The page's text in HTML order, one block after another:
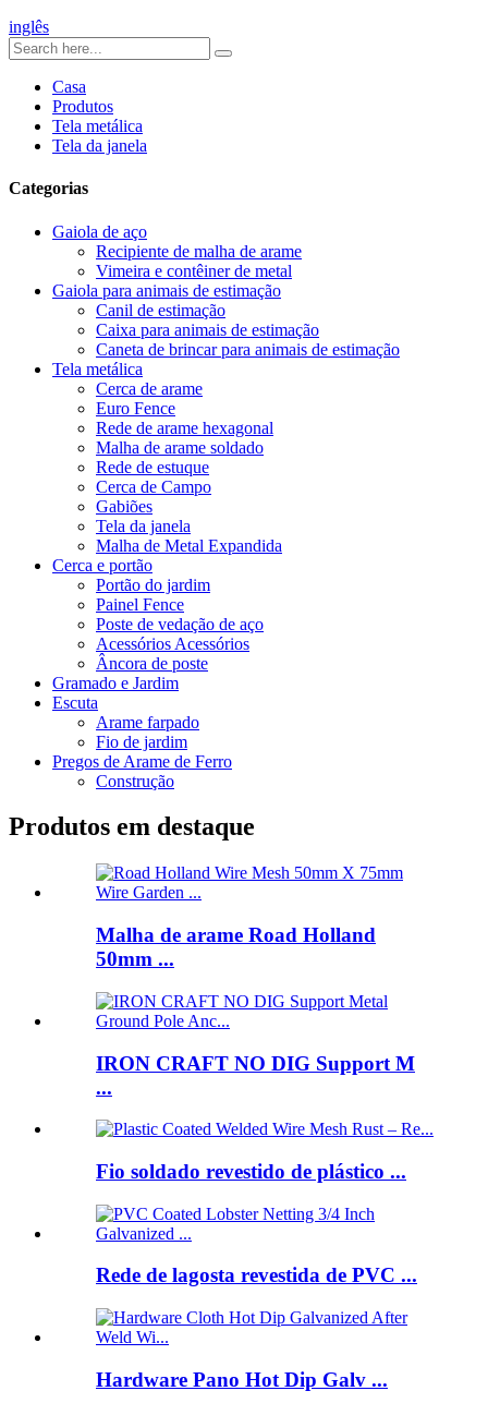
inglês
Casa
Produtos
Tela metálica
Tela da janela
Categorias
Gaiola de aço
Recipiente de malha de arame
Vimeira e contêiner de metal
Gaiola para animais de estimação
Canil de estimação
Caixa para animais de estimação
Caneta de brincar para animais de estimação
Tela metálica
Cerca de arame
Euro Fence
Rede de arame hexagonal
Malha de arame soldado
Rede de estuque
Cerca de Campo
Gabiões
Tela da janela
Malha de Metal Expandida
Cerca e portão
Portão do jardim
Painel Fence
Poste de vedação de aço
Acessórios Acessórios
Âncora de poste
Gramado e Jardim
Escuta
Arame farpado
Fio de jardim
Pregos de Arame de Ferro
Construção
Produtos em destaque
Malha de arame Road Holland
50mm ...
IRON CRAFT NO DIG Support M
...
Fio soldado revestido de plástico ...
Rede de lagosta revestida de PVC ...
Hardware Pano Hot Dip Galv ...